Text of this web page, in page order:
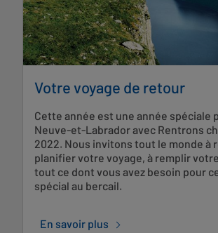
Votre voyage de retour
Cette année est une année spéciale
Neuve-et-Labrador avec Rentrons
2022. Nous invitons tout le monde à
planifier votre voyage, à remplir
tout ce dont vous avez besoin pour
spécial au bercail.
En savoir plus